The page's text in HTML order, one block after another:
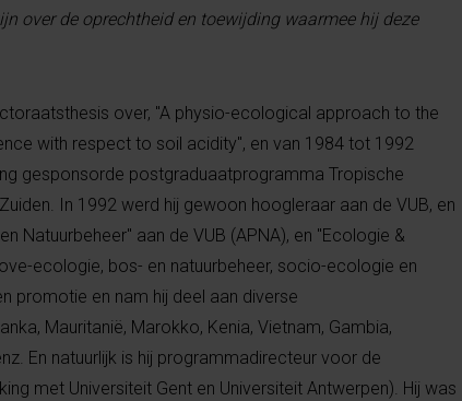
over de oprechtheid en toewijding waarmee hij deze
over, "A physio-ecological approach to the
with respect to soil acidity", en van 1984 tot 1992
gesponsorde postgraduaatprogramma Tropische
In 1992 werd hij gewoon hoogleraar aan de VUB, en
Natuurbeheer" aan de VUB (APNA), en "Ecologie &
ecologie, bos- en natuurbeheer, socio-ecologie en
promotie en nam hij deel aan diverse
Mauritanië, Marokko, Kenia, Vietnam, Gambia,
En natuurlijk is hij programmadirecteur voor de
met Universiteit Gent en Universiteit Antwerpen). Hij was